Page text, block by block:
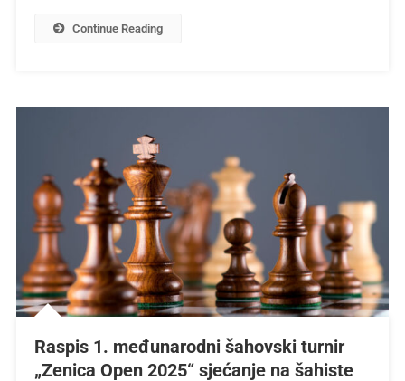
Continue Reading
Raspis 1. međunarodni šahovski turnir
„Zenica Open 2025“ sjećanje na šahiste